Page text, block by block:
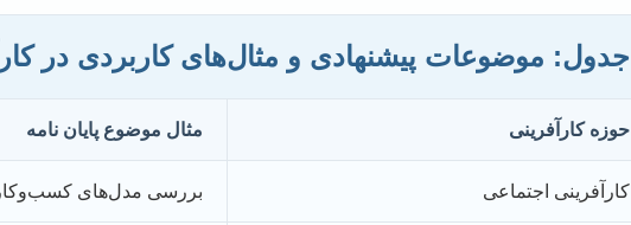
جدول: موضوعات پیشنهادی و مثال‌های کاربردی در
حوزه کارآفرینی مثال موضوع پایان نامه
کارآفرینی اجتماعی بررسی مدل‌های کسب‌وکار